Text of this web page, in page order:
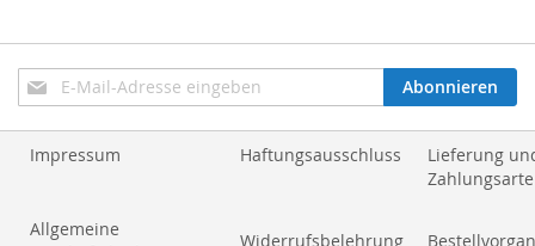
Anmeldung
zum
Newsletter:
Abonnieren
Impressum Haftungsausschluss
Lieferung
Allgemeine
Widerrufsbelehrung